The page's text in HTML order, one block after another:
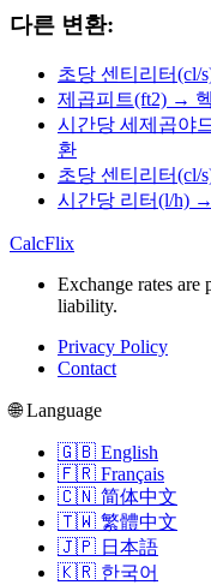
다른 변환:
초당 센티리터(cl/
제곱피트(ft2) →
시간당 세제곱야
환
초당 센티리터(cl/
시간당 리터(l/h)
CalcFlix
Exchange rates
liability.
Privacy Policy
Contact
🌐 Language
🇬🇧 English
🇫🇷 Français
🇨🇳 简体中文
🇹🇼 繁體中文
🇯🇵 日本語
🇰🇷 한국어